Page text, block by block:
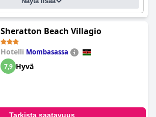
Sheratton Beach Villagio
Hotelli Mombasassa
7,9 Hyvä
Tarkista saatavuus